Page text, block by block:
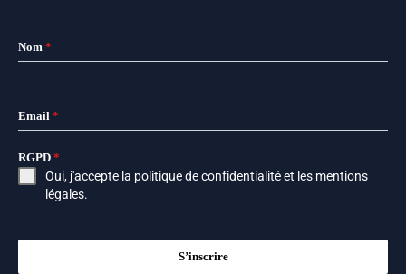
Nom *
Email *
RGPD *
Oui, j'accepte la politique de confidentialitéet les mentions
légales.
S’inscrire